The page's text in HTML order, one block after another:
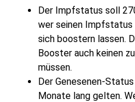
Der Impfstatus soll
wer seinen Impfstatus
sich boostern lassen.
Booster auch keinen
müssen.
Der Genesenen-
Monate lang gelten.